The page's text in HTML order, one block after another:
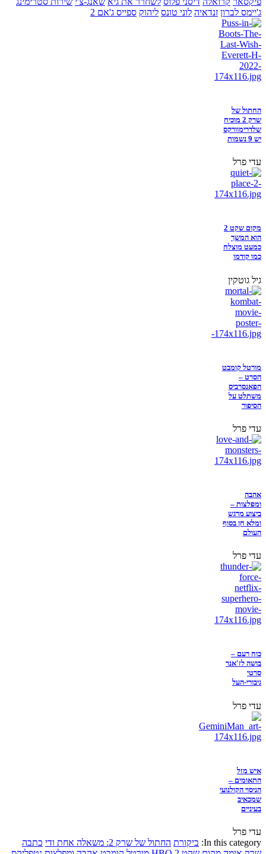
ג'יימס לברון זנדאיה לוני טונס ליהוק ספייס ג'אם 2
החתול של
שרק 2 מוכיח
שלדרימוורקס
יש 9 נשמות
עדי פרל
מקום שקט 2
הוא המשך
כמעט מוצלח
כמו קודמו
גיל גוטקין
מורטל קומבט
הסרט –
הפאנסרביס
משתלט על
הסיפור
עדי פרל
אהבה
ומפלצות –
ביצוע מרגש
ומלא חן בסוף
העולם
עדי פרל
כוח רעם –
בושה לז'אנר
סרטי
גיבורי-העל
עדי פרל
איש מזל
התאומים –
הניסוי הקולנועי
שמכאיב
בעיניים
עדי פרל
In this category: ביקורת החתול של שרק 2: משאלה אחת ודי
כתבה